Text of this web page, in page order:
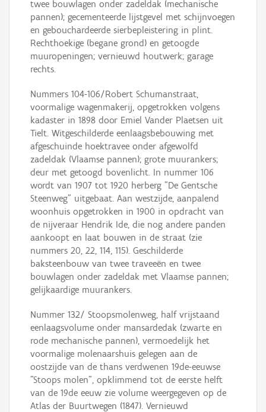
twee bouwlagen onder zadeldak (mechanische
pannen); gecementeerde lijstgevel met schijnvoegen
en gebouchardeerde sierbepleistering in plint.
Rechthoekige (begane grond) en getoogde
muuropeningen; vernieuwd houtwerk; garage
rechts.
Nummers 104-106/Robert Schumanstraat,
voormalige wagenmakerij, opgetrokken volgens
kadaster in 1898 door Emiel Vander Plaetsen uit
Tielt. Witgeschilderde eenlaagsbebouwing met
afgeschuinde hoektravee onder afgewolfd
zadeldak (Vlaamse pannen); grote muurankers;
deur met getoogd bovenlicht. In nummer 106
wordt van 1907 tot 1920 herberg "De Gentsche
Steenweg" uitgebaat. Aan westzijde, aanpalend
woonhuis opgetrokken in 1900 in opdracht van
de nijveraar Hendrik Ide, die nog andere panden
aankoopt en laat bouwen in de straat (zie
nummers 20, 22, 114, 115). Geschilderde
baksteenbouw van twee traveeën en twee
bouwlagen onder zadeldak met Vlaamse pannen;
gelijkaardige muurankers.
Nummer 132/ Stoopsmolenweg, half vrijstaand
eenlaagsvolume onder mansardedak (zwarte en
rode mechanische pannen), vermoedelijk het
voormalige molenaarshuis gelegen aan de
oostzijde van de thans verdwenen 19de-eeuwse
"Stoops molen", opklimmend tot de eerste helft
van de 19de eeuw zie volume weergegeven op de
Atlas der Buurtwegen (1847). Vernieuwd